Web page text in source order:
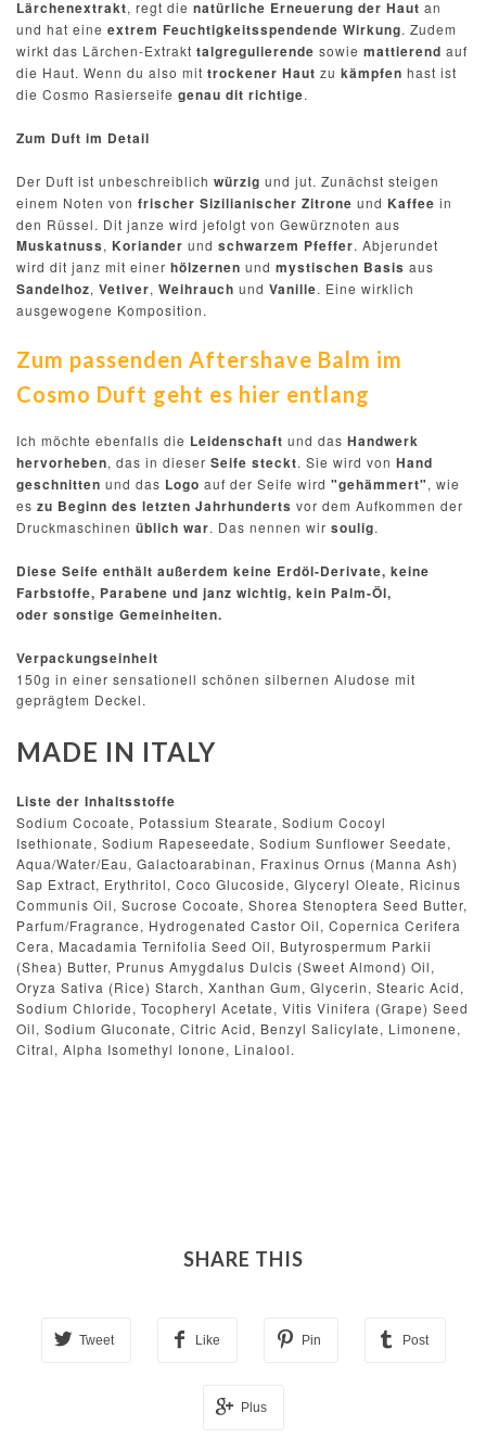
Lärchenextrakt, regt die natürliche Erneuerung der Haut an
und hat eine extrem Feuchtigkeitsspendende Wirkung. Zudem
wirkt das Lärchen-Extrakt talgregulierende sowie mattierend auf
die Haut. Wenn du also mit trockener Haut zu kämpfen hast ist
die Cosmo Rasierseife genau dit richtige.
Zum Duft im Detail
Der Duft ist unbeschreiblich würzig und jut. Zunächst steigen
einem Noten von frischer Sizilianischer Zitrone und Kaffee in
den Rüssel. Dit janze wird jefolgt von Gewürznoten aus
Muskatnuss, Koriander und schwarzem Pfeffer. Abjerundet
wird dit janz mit einer hölzernen und mystischen Basis aus
Sandelhoz, Vetiver, Weihrauch und Vanille. Eine wirklich
ausgewogene Komposition.
Zum passenden Aftershave Balm im
Cosmo Duft geht es hier entlang
Ich möchte ebenfalls die Leidenschaft und das Handwerk
hervorheben, das in dieser Seife steckt. Sie wird von Hand
geschnitten und das Logo auf der Seife wird "gehämmert", wie
es zu Beginn des letzten Jahrhunderts vor dem Aufkommen der
Druckmaschinen üblich war. Das nennen wir soulig.
Diese Seife enthält außerdem keine Erdöl-Derivate, keine
Farbstoffe, Parabene und janz wichtig, kein Palm-Öl,
oder sonstige Gemeinheiten.
Verpackungseinheit
150g in einer sensationell schönen silbernen Aludose mit
geprägtem Deckel.
MADE IN ITALY
Liste der Inhaltsstoffe
Sodium Cocoate, Potassium Stearate, Sodium Cocoyl
Isethionate, Sodium Rapeseedate, Sodium Sunflower Seedate,
Aqua/Water/Eau, Galactoarabinan, Fraxinus Ornus (Manna Ash)
Sap Extract, Erythritol, Coco Glucoside, Glyceryl Oleate, Ricinus
Communis Oil, Sucrose Cocoate, Shorea Stenoptera Seed Butter,
Parfum/Fragrance, Hydrogenated Castor Oil, Copernica Cerifera
Cera, Macadamia Ternifolia Seed Oil, Butyrospermum Parkii
(Shea) Butter, Prunus Amygdalus Dulcis (Sweet Almond) Oil,
Oryza Sativa (Rice) Starch, Xanthan Gum, Glycerin, Stearic Acid,
Sodium Chloride, Tocopheryl Acetate, Vitis Vinifera (Grape) Seed
Oil, Sodium Gluconate, Citric Acid, Benzyl Salicylate, Limonene,
Citral, Alpha Isomethyl Ionone, Linalool.
SHARE THIS
Tweet Like Pin Post
Plus